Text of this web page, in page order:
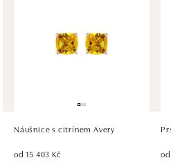
tel.: +421 917 090 372
dnes otevřeno do 21:00
HALADA OC Eurovea,
Pribinova 8, 811 09 Bratislava
dnes otevřeno do 21:00
Náušnice s citrínem Avery
od 15 403 Kč